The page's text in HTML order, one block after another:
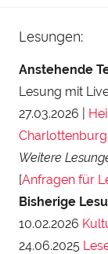
Lesungen:
Anstehende
Lesung mit
27.03.2026 |
Weitere
[Anfragen für
Bisherige
10.02.2026
24.06.2025